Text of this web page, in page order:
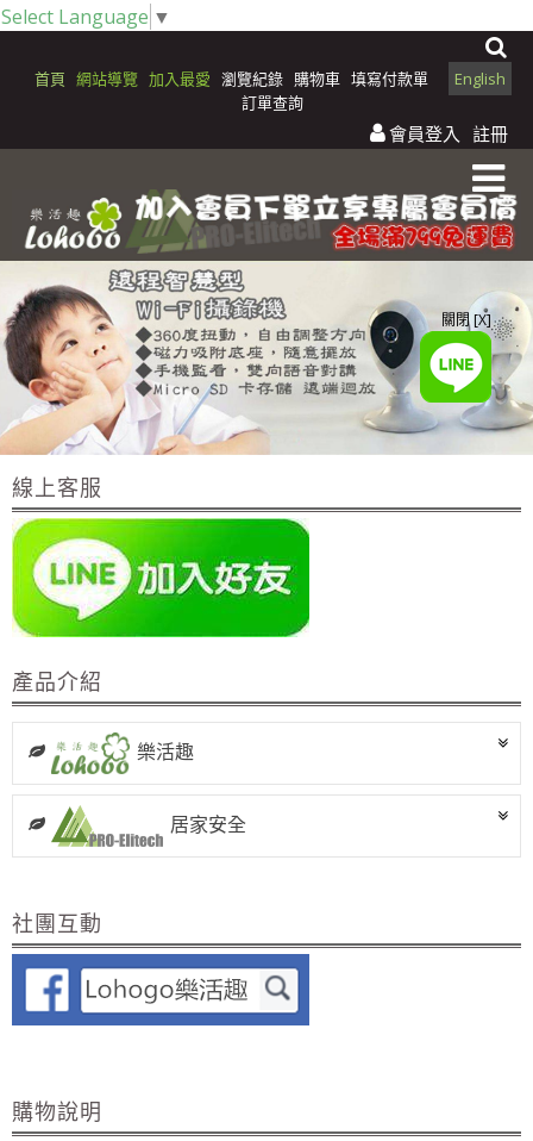
Select Language ▼
首頁 網站導覽 加入最愛 English
瀏覽紀錄 購物車 填寫付款單
訂單查詢
會員登入 註冊
線上客服
產品介紹
樂活趣
居家安全
社團互動
購物說明
關閉 [X]